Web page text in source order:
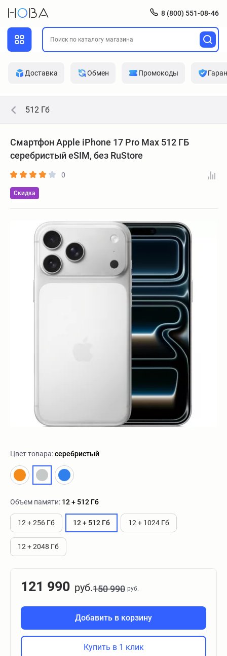
8 (800) 551-08-46
Доставка Обмен Промокоды
512 Гб
Смартфон Apple iPhone 17 Pro Max 512 ГБ
серебристый eSIM, без RuStore
0
Скидка
Цвет товара:серебристый
Объем памяти: 12 + 512 Гб
12 + 256 Гб 12 + 512 Гб 12 + 1024 Гб
12 + 2048 Гб
121 990 руб.150 990 руб.
Добавить в корзину
Купить в 1 клик